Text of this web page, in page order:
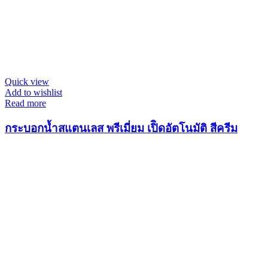
Quick view
Add to wishlist
Read more
กระบอกน้ำสแตนเลส พรีเมี่ยม เปิิดอัตโนมัติ สีครีม